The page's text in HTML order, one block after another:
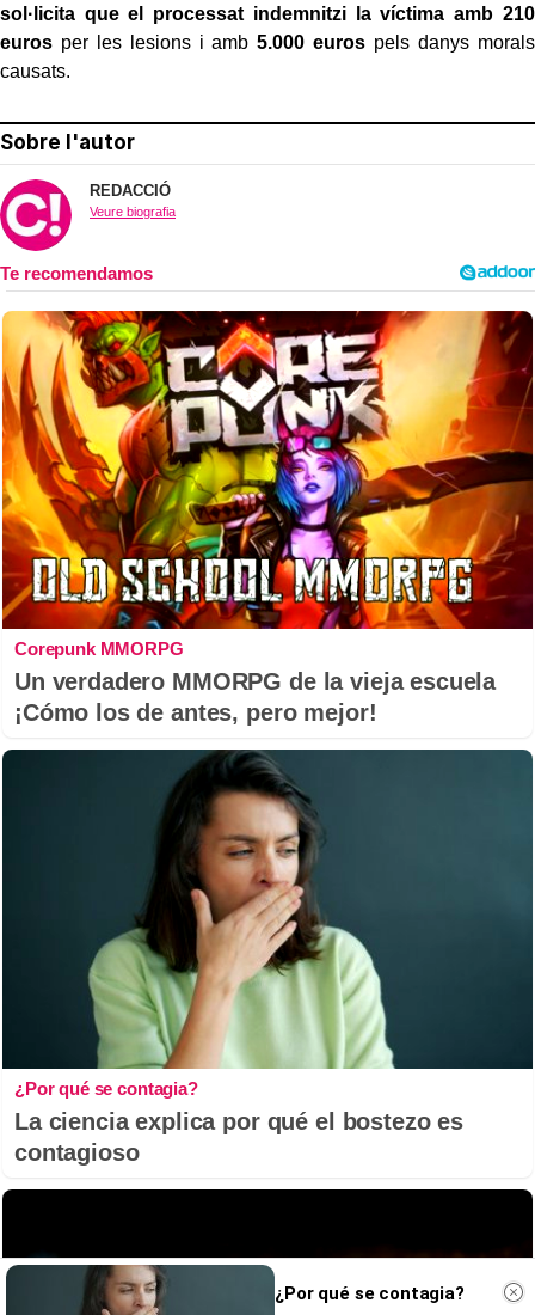
sol·licita que el processat indemnitzi la víctima amb 210
euros per les lesions i amb5.000 euros pels danys morals
causats.
Sobre l'autor
REDACCIÓ
Veure biografia
Corepunk MMORPG
Un verdadero MMORPG de la vieja escuela
¡Cómo los de antes, pero mejor!
¿Por qué se contagia?
La ciencia explica por qué el bostezo es
contagioso
¿Por qué se contagia?